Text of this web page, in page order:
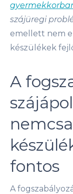
szájüregi
emellett nem
készülékek
A
fontos
A